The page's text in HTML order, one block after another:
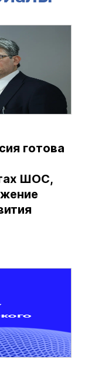
готова
ШОС,